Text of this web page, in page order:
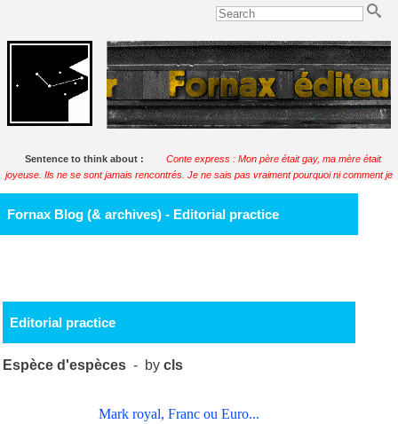
Sentence to think about :
Conte express : Mon père était gay, ma mère était
joyeuse. Ils ne se sont jamais rencontrés. Je ne sais pas vraiment pourquoi ni comment je
Fornax Blog (& archives) - Editorial practice
Editorial practice
Espèce d'espèces - bycls
Mark royal, Franc ou Euro...